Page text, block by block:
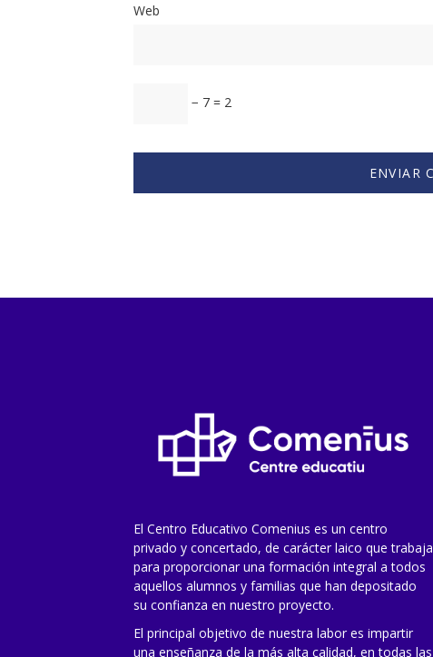
Web
− 7 = 2
El Centro Educativo Comenius es un centro
privado y concertado, de carácter laico que trabaja
para proporcionar una formación integral a todos
aquellos alumnos y familias que han depositado
su confianza en nuestro proyecto.
El principal objetivo de nuestra labor es impartir
una enseñanza de la más alta calidad, en todas las